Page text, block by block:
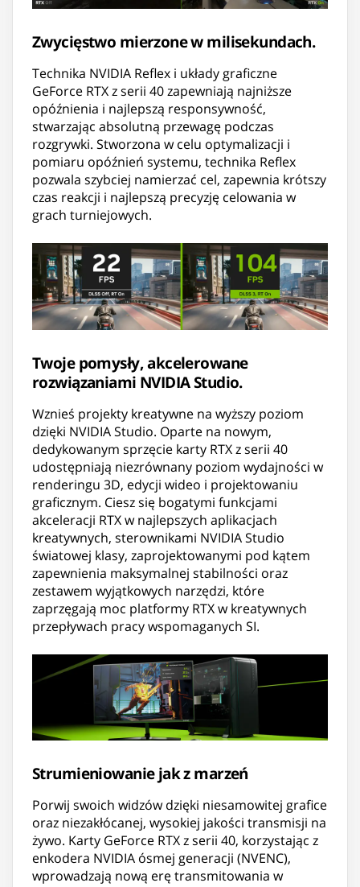
Zwycięstwo mierzone w milisekundach.
Technika NVIDIA Reflex i układy graficzne
GeForce RTX z serii 40 zapewniają najniższe
opóźnienia i najlepszą responsywność,
stwarzając absolutną przewagę podczas
rozgrywki. Stworzona w celu optymalizacji i
pomiaru opóźnień systemu, technika Reflex
pozwala szybciej namierzać cel, zapewnia krótszy
czas reakcji i najlepszą precyzję celowania w
grach turniejowych.
Twoje pomysły, akcelerowane
rozwiązaniami NVIDIA Studio.
Wznieś projekty kreatywne na wyższy poziom
dzięki NVIDIA Studio. Oparte na nowym,
dedykowanym sprzęcie karty RTX z serii 40
udostępniają niezrównany poziom wydajności w
renderingu 3D, edycji wideo i projektowaniu
graficznym. Ciesz się bogatymi funkcjami
akceleracji RTX w najlepszych aplikacjach
kreatywnych, sterownikami NVIDIA Studio
światowej klasy, zaprojektowanymi pod kątem
zapewnienia maksymalnej stabilności oraz
zestawem wyjątkowych narzędzi, które
zaprzęgają moc platformy RTX w kreatywnych
przepływach pracy wspomaganych SI.
Strumieniowanie jak z marzeń
Porwij swoich widzów dzięki niesamowitej grafice
oraz niezakłócanej, wysokiej jakości transmisji na
żywo. Karty GeForce RTX z serii 40, korzystając z
enkodera NVIDIA ósmej generacji (NVENC),
wprowadzają nową erę transmitowania w